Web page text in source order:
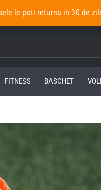
le poti returna in 30 de
FITNESS BASCHET